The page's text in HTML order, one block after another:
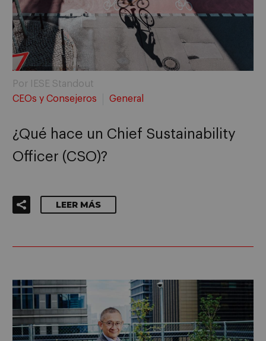
Por IESE Standout
CEOs y Consejeros
General
¿Qué hace un Chief Sustainability
Officer (CSO)?
LEER MÁS